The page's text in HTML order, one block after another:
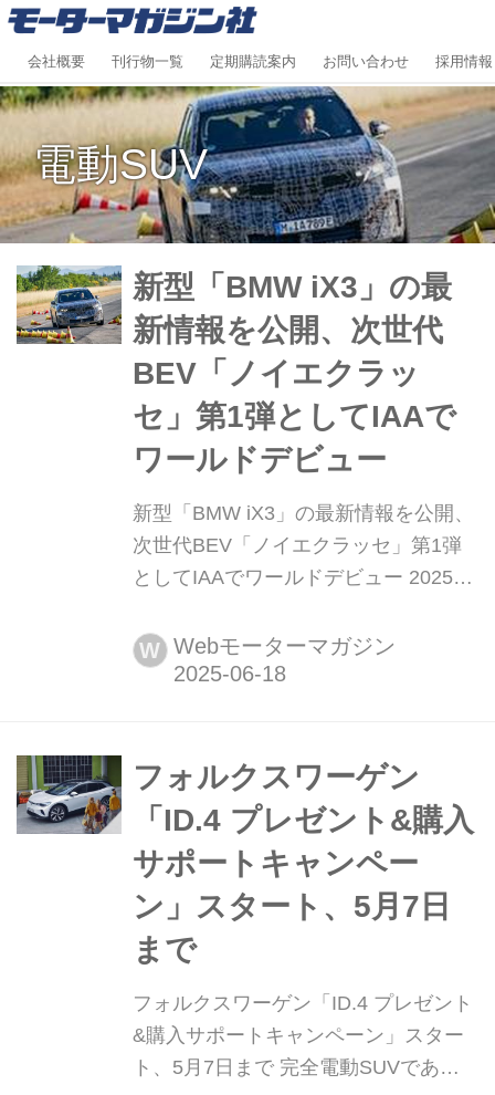
会社概要 刊行物一覧 定期購読案内 お問い合わせ 採用情報
電動SUV
新型「BMW iX3」の最
新情報を公開、次世代
BEV「ノイエクラッ
セ」第1弾としてIAAで
ワールドデビュー
新型「BMW iX3」の最新情報を公開、
次世代BEV「ノイエクラッセ」第1弾
としてIAAでワールドデビュー 2025年
スオーバー電動SUVの新型「iX3」の
最新情報を公開した。新型「iX3」の
2025(ミュンヘン・モーターショー)で
世界初公開される。その後に最終仕様
を発表、...
W Webモーターマガジン
フォルクスワーゲン
「ID.4 プレゼント&購入
サポートキャンペー
ン」スタート、5月7日
まで
フォルクスワーゲン「ID.4 プレゼント
&購入サポートキャンペーン」スター
ト、5月7日まで 完全電動SUVである